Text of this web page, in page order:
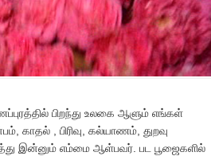
பிறந்து உலகை ஆளும் எங்கள்
காதல் , பிரிவு, கல்யாணம், துறவு
இன்னும் எம்மை ஆள்பவர். பட பூஜைகளில்